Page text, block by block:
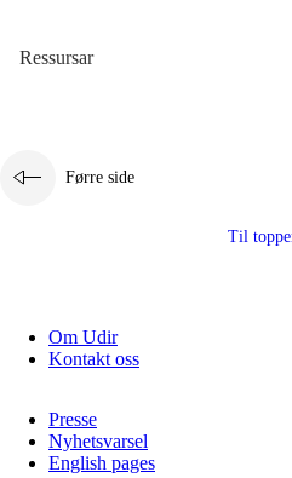
Ressursar
Førre side
Til
Om Udir
Kontakt oss
Presse
Nyhetsvarsel
English pages